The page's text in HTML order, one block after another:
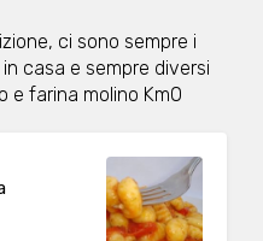
ci sono sempre i
casa e sempre diversi
e farina molino Km0